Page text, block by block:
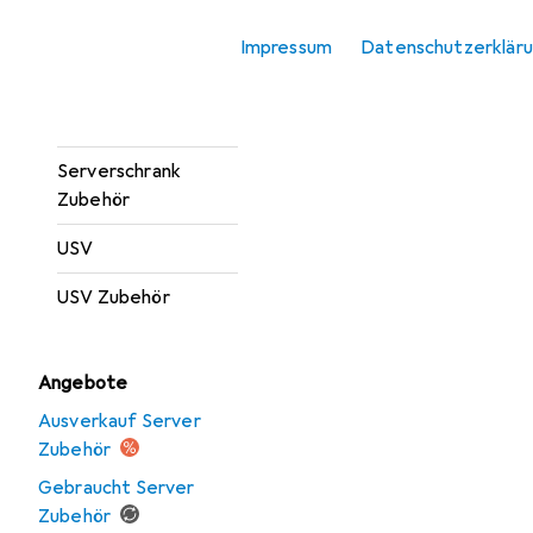
Impressum
Serverschrank
Zubehör
USV
USV Zubehör
Angebote
Ausverkauf Server
Zubehör
Gebraucht Server
Zubehör